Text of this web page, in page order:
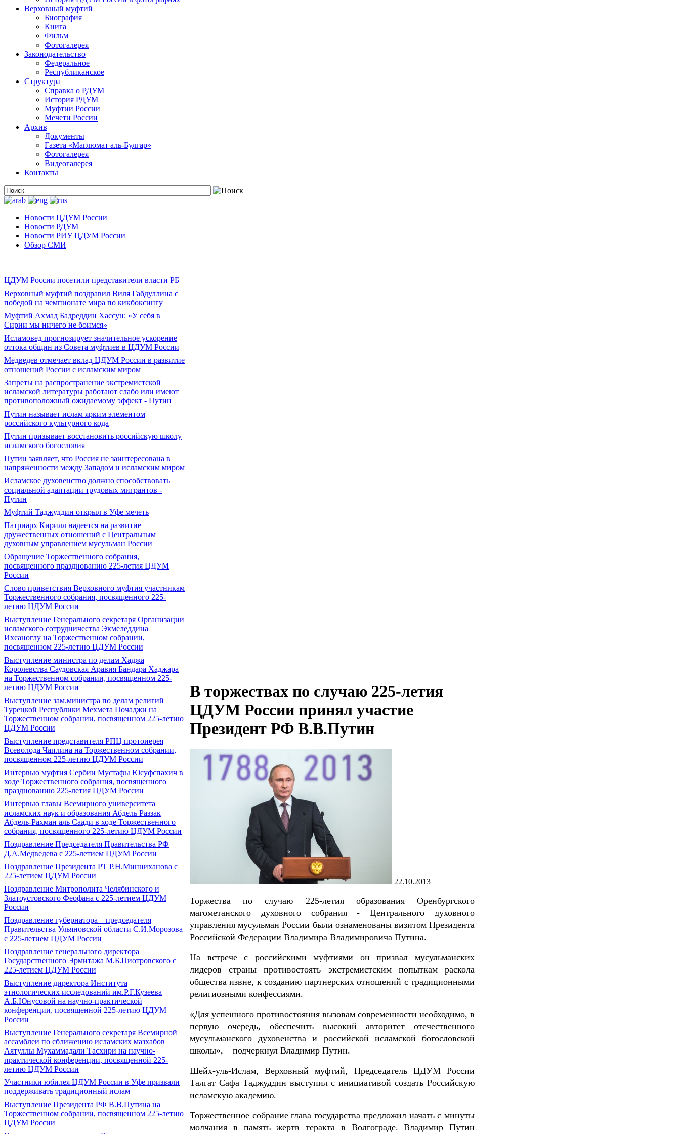
Верховный муфтий
Биография
Книга
Фильм
Фотогалерея
Законодательство
Федеральное
Республиканское
Структура
Справка о РДУМ
История РДУМ
Муфтии России
Мечети России
Архив
Документы
Газета «Маглюмат аль-Булгар»
Фотогалерея
Видеогалерея
Контакты
Новости ЦДУМ России
Новости РДУМ
Новости РИУ ЦДУМ России
Обзор СМИ
ЦДУМ России посетили представители власти РБ
Верховный муфтий поздравил Виля Габдуллина с
победой на чемпионате мира по кикбоксингу
Муфтий Ахмад Бадреддин Хассун: «У себя в
Сирии мы ничего не боимся»
Исламовед прогнозирует значительное ускорение
оттока общин из Совета муфтиев в ЦДУМ России
Медведев отмечает вклад ЦДУМ России в развитие
отношений России с исламским миром
Запреты на распространение экстремистской
исламской литературы работают слабо или имеют
противоположный ожидаемому эффект - Путин
Путин называет ислам ярким элементом
российского культурного кода
Путин призывает восстановить российскую школу
исламского богословия
Путин заявляет, что Россия не заинтересована в
напряженности между Западом и исламским миром
Исламское духовенство должно способствовать
социальной адаптации трудовых мигрантов -
Путин
Муфтий Таджуддин открыл в Уфе мечеть
Патриарх Кирилл надеется на развитие
дружественных отношений с Центральным
духовным управлением мусульман России
Обращение Торжественного собрания,
посвященного празднованию 225-летия ЦДУМ
России
Слово приветствия Верховного муфтия участникам
Торжественного собрания, посвященного 225-
летию ЦДУМ России
Выступление Генерального секретаря Организации
исламского сотрудничества Экмеледдина
Ихсаноглу на Торжественном собрании,
посвященном 225-летию ЦДУМ России
Выступление министра по делам Хаджа
Королевства Саудовская Аравия Бандара Хаджара
на Торжественном собрании, посвященном 225-
летию ЦДУМ России
Выступление зам.министра по делам религий
Турецкой Республики Мехмета Почаджи на
Торжественном собрании, посвященном 225-летию
ЦДУМ России
Выступление представителя РПЦ протоиерея
Всеволода Чаплина на Торжественном собрании,
посвященном 225-летию ЦДУМ России
Интервью муфтия Сербии Мустафы Юсуфспахич в
ходе Торжественного собрания, посвященного
празднованию 225-летия ЦДУМ России
Интервью главы Всемирного университета
исламских наук и образования Абдель Раззак
Абдель-Рахман аль Саади в ходе Торжественного
собрания, посвященного 225-летию ЦДУМ России
Поздравление Председателя Правительства РФ
Д.А.Медведева с 225-летием ЦДУМ России
Поздравление Президента РТ Р.Н.Минниханова с
225-летием ЦДУМ России
Поздравление Митрополита Челябинского и
Златоустовского Феофана с 225-летием ЦДУМ
России
Поздравление губернатора ‒ председателя
Правительства Ульяновской области С.И.Морозова
с 225-летием ЦДУМ России
Поздравление генерального директора
Государственного Эрмитажа М.Б.Пиотровского с
225-летием ЦДУМ России
Выступление директора Института
этнологических исследований им.Р.Г.Кузеева
А.Б.Юнусовой на научно-практической
конференции, посвященной 225-летию ЦДУМ
России
Выступление Генерального секретаря Всемирной
ассамблеи по сближению исламских мазхабов
Аятуллы Мухаммадали Тасхири на научно-
практической конференции, посвященной 225-
летию ЦДУМ России
Участники юбилея ЦДУМ России в Уфе призвали
поддерживать традиционный ислам
Выступление Президента РФ В.В.Путина на
Торжественном собрании, посвященном 225-летию
ЦДУМ России
В торжествах по случаю 225-летия
ЦДУМ России принял участие
Президент РФ В.В.Путин
22.10.2013
Торжества по случаю 225-летия образования Оренбургского
магометанского духовного собрания - Центрального духовного
управления мусульман России были ознаменованы визитом Президента
Российской Федерации Владимира Владимировича Путина.
На встрече с российскими муфтиями он призвал мусульманских
лидеров страны противостоять экстремистским попыткам раскола
общества извне, к созданию партнерских отношений с традиционными
религиозными конфессиями.
«Для успешного противостояния вызовам современности необходимо, в
первую очередь, обеспечить высокий авторитет отечественного
мусульманского духовенства и российской исламской богословской
школы», – подчеркнул Владимир Путин.
Шейх-уль-Ислам, Верховный муфтий, Председатель ЦДУМ России
Талгат Сафа Таджуддин выступил с инициативой создать Российскую
исламскую академию.
Торжественное собрание глава государства предложил начать с минуты
молчания в память жертв теракта в Волгограде. Владимир Путин